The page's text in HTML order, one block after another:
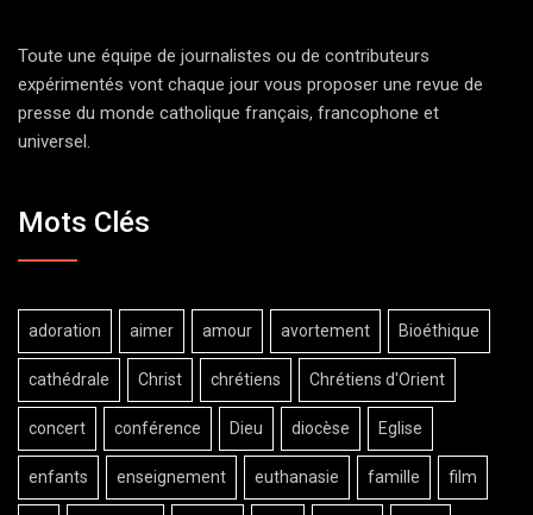
Toute une équipe de journalistes ou de contributeurs
expérimentés vont chaque jour vous proposer une revue de
presse du monde catholique français, francophone et
universel.
Mots Clés
adoration aimer amour avortement Bioéthique
cathédrale Christ chrétiens Chrétiens d'Orient
concert conférence Dieu diocèse Eglise
enfants enseignement euthanasie famille film